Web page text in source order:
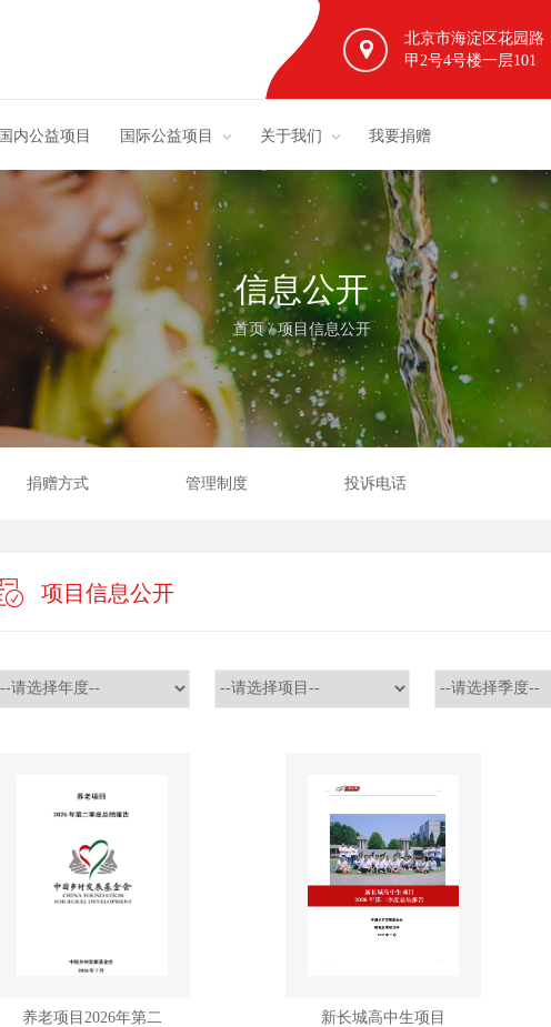
北京市海淀区花园路
甲2号4号楼一层101
国内公益项目 国际公益项目 关于我们 我要捐赠
信息公开
首页/项目信息公开
捐赠方式 管理制度 投诉电话
项目信息公开
养老项目2026年第二
新长城高中生项目